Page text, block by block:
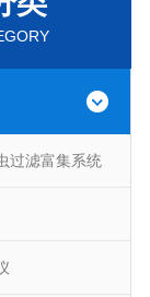
过滤富集系统